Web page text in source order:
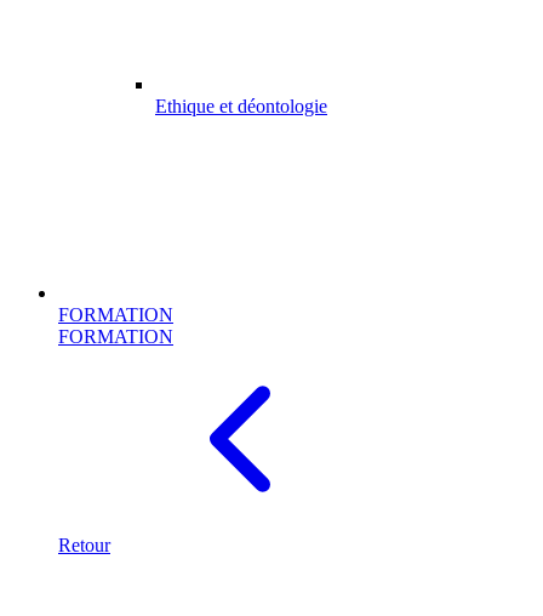
Ethique et déontologie
FORMATION
FORMATION
Retour